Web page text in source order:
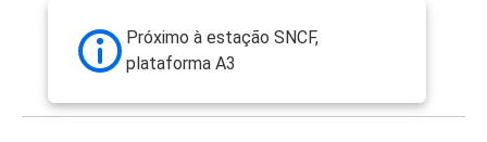
Próximo à estação SNCF,
plataforma A3